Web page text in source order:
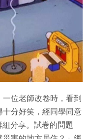
位老師改卷時，看到
分好笑，經同學同意
分享。試卷的問題